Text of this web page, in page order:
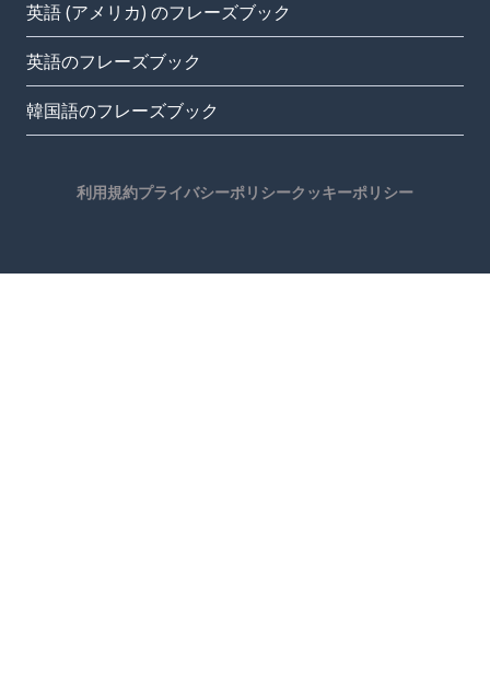
英語 (アメリカ) のフレーズブック
英語のフレーズブック
韓国語のフレーズブック
利用規約プライバシーポリシークッキーポリシー